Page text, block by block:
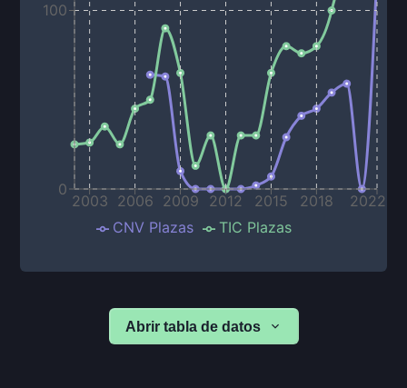
2003 2006 2009 2012 2015 2018 2022
0
100
CNV Plazas TIC Plazas
Abrir tabla de datos